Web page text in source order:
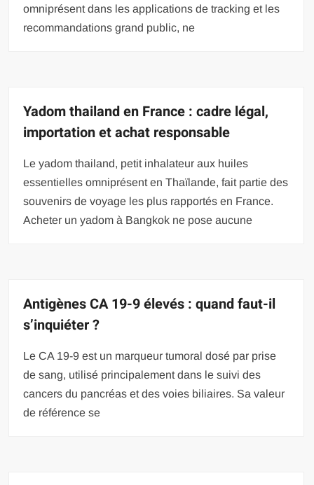
omniprésent dans les applications de tracking et les
recommandations grand public, ne
Yadom thailand en France : cadre légal,
importation et achat responsable
Le yadom thailand, petit inhalateur aux huiles
essentielles omniprésent en Thaïlande, fait partie des
souvenirs de voyage les plus rapportés en France.
Acheter un yadom à Bangkok ne pose aucune
Antigènes CA 19-9 élevés : quand faut-il
s’inquiéter ?
Le CA 19-9 est un marqueur tumoral dosé par prise
de sang, utilisé principalement dans le suivi des
cancers du pancréas et des voies biliaires. Sa valeur
de référence se